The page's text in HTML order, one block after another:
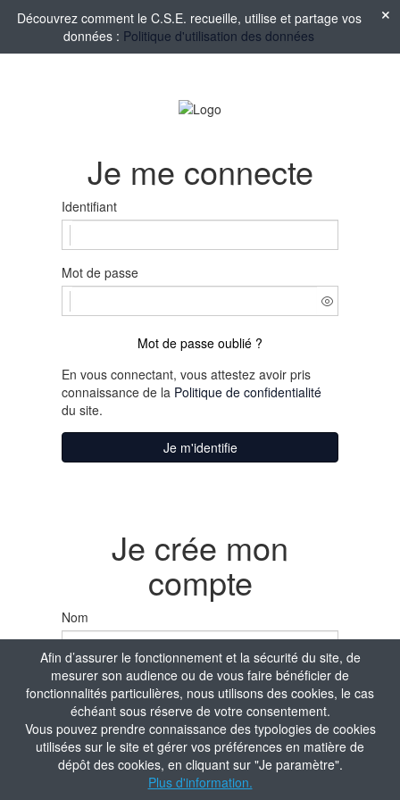
Afin d’assurer le fonctionnement et la sécurité du site, de
mesurer son audience ou de vous faire bénéficier de
fonctionnalités particulières, nous utilisons des cookies, le cas
échéant sous réserve de votre consentement.
Vous pouvez prendre connaissance des typologies de cookies
utilisées sur le site et gérer vos préférences en matière de
dépôt des cookies, en cliquant sur "Je paramètre".
Plus d'information.
Découvrez comment le C.S.E. recueille, utilise et partage vos
données : Politique d'utilisation des données
Je me connecte
Identifiant
Mot de passe
Mot de passe oublié ?
En vous connectant, vous attestez avoir pris
connaissance de la Politique de confidentialité
du site.
Je m'identifie
Je crée mon
compte
Nom
Prénom
Date de naissance